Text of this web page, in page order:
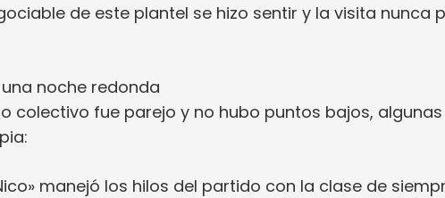
de este plantel se hizo sentir y la visita nunca
noche redonda
colectivo fue parejo y no hubo puntos bajos,
manejó los hilos del partido con la clase de